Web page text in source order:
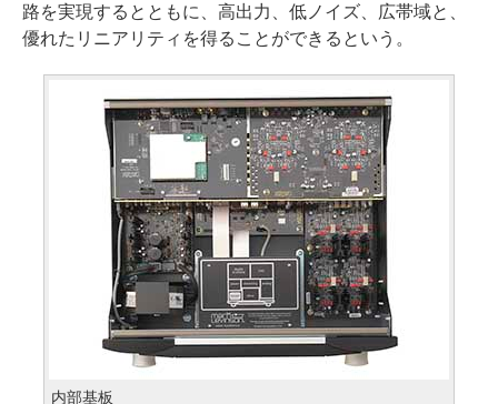
路を実現するとともに、高出力、低ノイズ、広帯域と、
優れたリニアリティを得ることができるという。
内部基板